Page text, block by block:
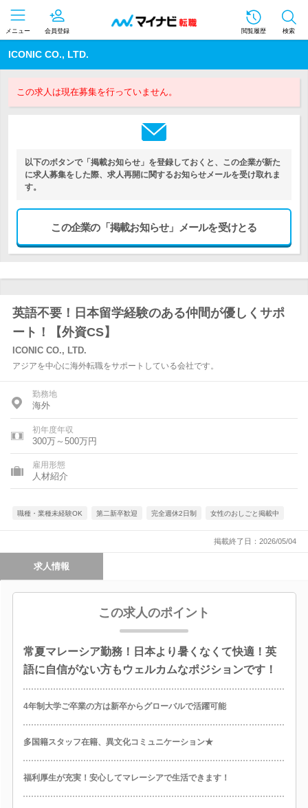
メニュー 会員登録 閲覧履歴 検索
ICONIC CO., LTD.
この求人は現在募集を行っていません。
以下のボタンで「掲載お知らせ」を登録しておくと、この企業が新た
に求人募集をした際、求人再開に関するお知らせメールを受け取れま
す。
この企業の「掲載お知らせ」メールを受けとる
英語不要！日本留学経験のある仲間が優しくサポ
ート！【外資CS】
ICONIC CO., LTD.
アジアを中心に海外転職をサポートしている会社です。
勤務地
海外
初年度年収
300万～500万円
雇用形態
人材紹介
職種・業種未経験OK 第二新卒歓迎 完全週休2日制 女性のおしごと掲載中
掲載終了日：2026/05/04
求人情報
この求人のポイント
常夏マレーシア勤務！日本より暑くなくて快適！英
語に自信がない方もウェルカムなポジションです！
4年制大学ご卒業の方は新卒からグローバルで活躍可能
多国籍スタッフ在籍、異文化コミュニケーション★
福利厚生が充実！安心してマレーシアで生活できます！